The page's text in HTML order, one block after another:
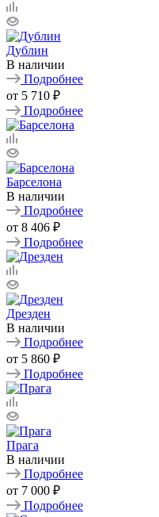
Дублин
В наличии
Подробнее
от 5 710 ₽
Подробнее
Барселона
В наличии
Подробнее
от 8 406 ₽
Подробнее
Дрезден
В наличии
Подробнее
от 5 860 ₽
Подробнее
Прага
В наличии
Подробнее
от 7 000 ₽
Подробнее